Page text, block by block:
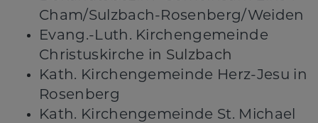
Cham/Sulzbach-Rosenberg/Weiden
Evang.-Luth. Kirchengemeinde
Christuskirche in Sulzbach
Kath. Kirchengemeinde Herz-Jesu in
Rosenberg
Kath. Kirchengemeinde St. Michael